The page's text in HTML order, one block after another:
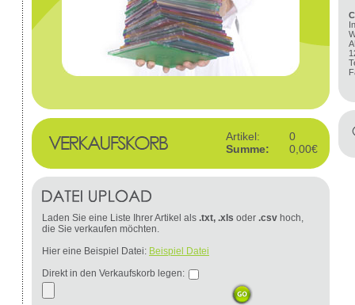
Artikel:
0
Summe:
0,00€
Laden Sie eine Liste Ihrer Artikel als .txt, .xls oder .csv hoch,
die Sie verkaufen möchten.
Hier eine Beispiel Datei: Beispiel Datei
Direkt in den Verkaufskorb legen: